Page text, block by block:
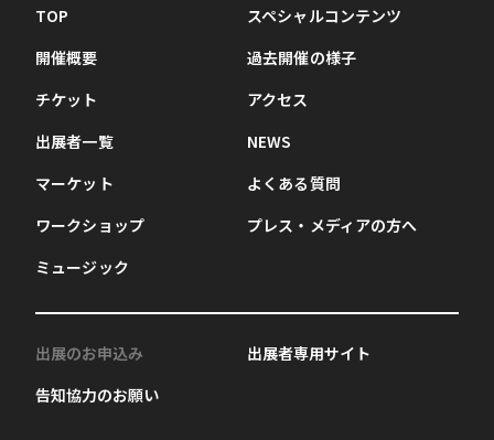
TOP
開催概要
チケット
出展者一覧
マーケット
ワークショップ
ミュージック
スペシャルコンテンツ
過去開催の様子
アクセス
NEWS
よくある質問
プレス・メディアの方へ
出展のお申込み
告知協力のお願い
出展者専用サイト